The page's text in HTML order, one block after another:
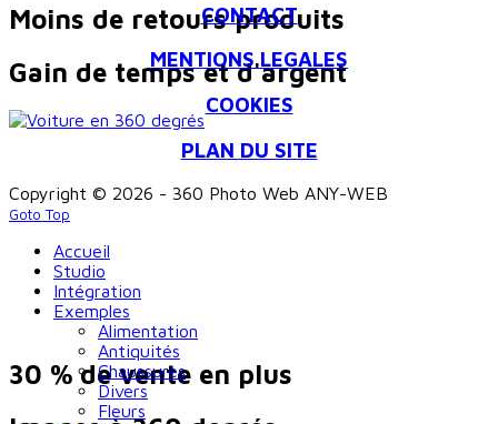
Moins de retours produits
Gain de temps et d'argent
30 % de vente en plus
CONTACT
MENTIONS LEGALES
COOKIES
PLAN DU SITE
Copyright © 2026 - 360 Photo Web ANY-WEB
Goto Top
Accueil
Studio
Intégration
Exemples
Alimentation
Antiquités
Chaussures
Divers
Fleurs